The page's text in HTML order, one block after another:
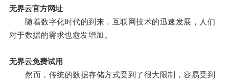
无界云官方网址
随着数字化时代的到来，互联网技术的迅速发展，人们
对于数据的需求也愈发增加。
无界云免费试用
然而，传统的数据存储方式受到了很大限制，容易受到